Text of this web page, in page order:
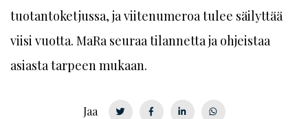
tuotantoketjussa, ja viitenumeroa tulee säilyttää
viisi vuotta. MaRa seuraa tilannetta ja ohjeistaa
asiasta tarpeen mukaan.
Jaa